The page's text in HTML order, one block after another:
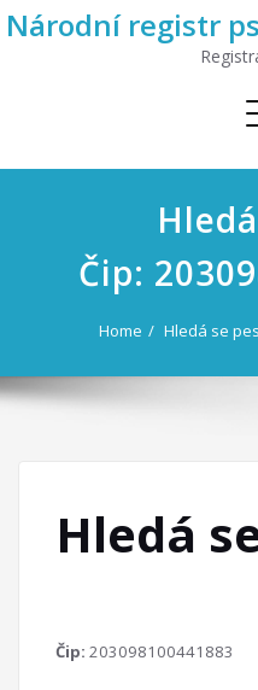
Národní registr
Čip:
Home Hledá se
Hledá
Čip: 203098100441883